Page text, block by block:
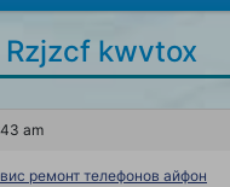
kwvtox
am
ремонт телефонов айфон